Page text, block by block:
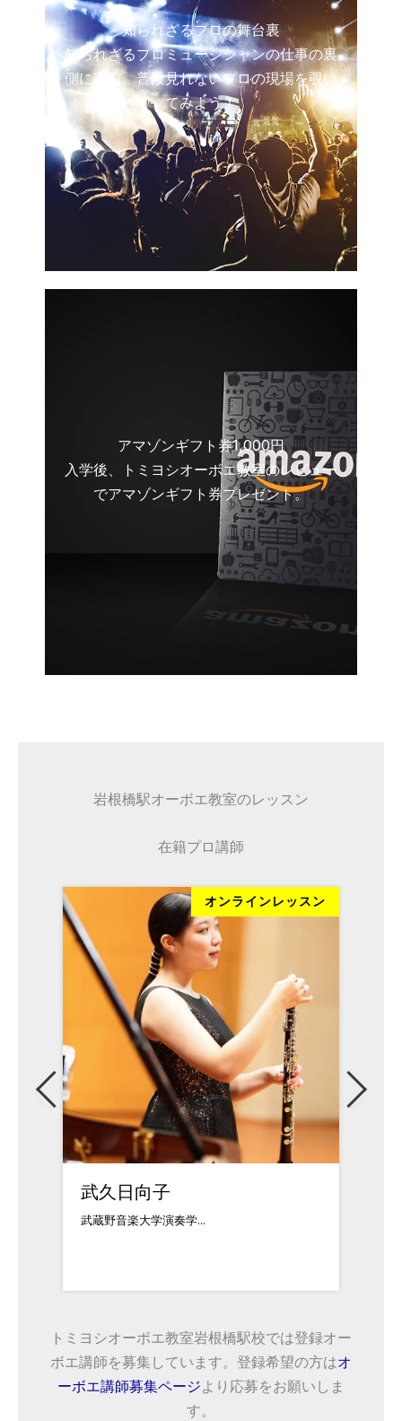
知られざるプロの舞台裏
知られざるプロミュージシャンの仕事の裏
側に密着。普段見れないプロの現場を覗い
てみよう！
アマゾンギフト券1,000円
入学後、トミヨシオーボエ教室のレビュー
でアマゾンギフト券プレゼント。
岩根橋駅オーボエ教室のレッスン
在籍プロ講師
オンラインレッスン
武久日向子
武蔵野音楽大学演奏学...
トミヨシオーボエ教室岩根橋駅校では登録オー
ボエ講師を募集しています。登録希望の方はオ
ーボエ講師募集ページより応募をお願いしま
す。